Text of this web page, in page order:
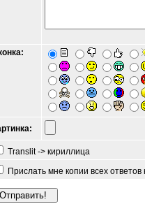
Translit -> кириллица
Прислать мне копии всех